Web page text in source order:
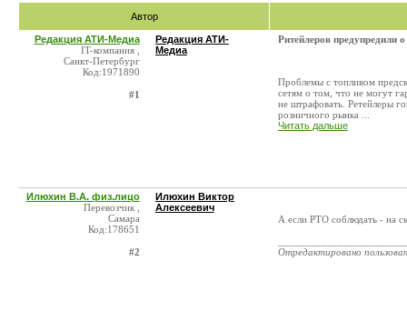
Автор
Редакция АТИ-Медиа
IT-компания ,
Санкт-Петербург
Код:1971890
#1
Редакция АТИ-
Медиа
Ритейлеров предупредили
Проблемы с топливом
сетям о том, что не могут
не штрафовать. Ретейлеры
розничного рынка ...
Читать дальше
Илюхин В.А. физ.лицо
Перевозчик ,
Самара
Код:178651
#2
Илюхин Виктор
Алексеевич
А если РТО соблюдать - на
Отредактировано